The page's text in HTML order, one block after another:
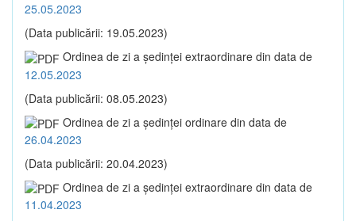
25.05.2023
(Data publicării: 19.05.2023)
Ordinea de zi a şedinţei extraordinare din data de
12.05.2023
(Data publicării: 08.05.2023)
Ordinea de zi a şedinţei ordinare din data de
26.04.2023
(Data publicării: 20.04.2023)
Ordinea de zi a şedinţei extraordinare din data de
11.04.2023